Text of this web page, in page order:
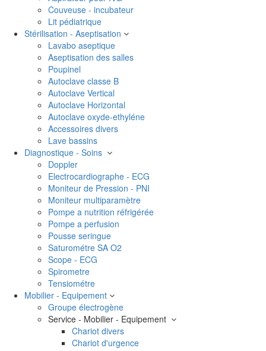
Couveuse - incubateur
Lit pédiatrique
Stérilisation - Aseptisation
Lavabo aseptique
Aseptisation des salles
Poupinel
Autoclave classe B
Autoclave Vertical
Autoclave Horizontal
Autoclave oxyde-ethyléne
Accessoires divers
Lave bassins
Diagnostique - Soins
Doppler
Electrocardiographe - ECG
Moniteur de Pression - PNI
Moniteur multiparamètre
Pompe a nutrition réfrigérée
Pompe a perfusion
Pousse seringue
Saturométre SA O2
Scope - ECG
Spirometre
Tensiométre
Mobilier - Equipement
Groupe électrogène
Service - Mobilier - Equipement
Chariot divers
Chariot d'urgence